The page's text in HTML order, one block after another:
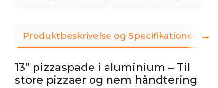
Produktbeskrivelse og Specifikationer
13” pizzaspade i aluminium – Til
store pizzaer og nem håndtering
→